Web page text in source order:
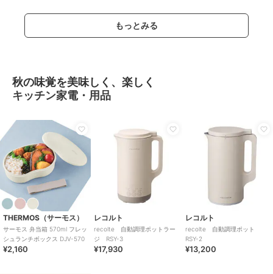
もっとみる
秋の味覚を美味しく、楽しく
キッチン家電・用品
THERMOS（サーモス）
サーモス 弁当箱 570ml フレッ
シュランチボックス DJV-570
¥2,160
レコルト
recolte 自動調理ポットラー
ジ RSY-3
¥17,930
レコルト
recolte 自動調理ポット
RSY-2
¥13,200